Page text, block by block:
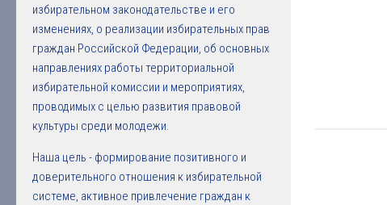
избирательном законодательстве и его
изменениях, о реализации избирательных прав
граждан Российской Федерации, об основных
направлениях работы территориальной
избирательной комиссии и мероприятиях,
проводимых с целью развития правовой
культуры среди молодежи.
Наша цель - формирование позитивного и
доверительного отношения к избирательной
системе, активное привлечение граждан к